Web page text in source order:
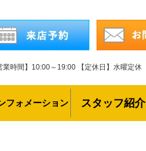
業時間】10:00～19:00 【定休日】水曜定休
フォメーション スタッフ紹介